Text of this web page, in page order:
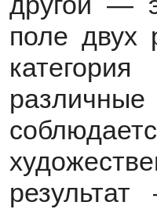
поле двух